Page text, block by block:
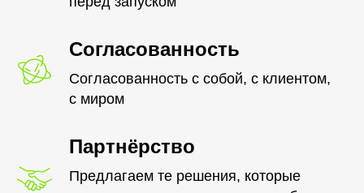
Согласованность
Согласованность с собой, с клиентом,
с миром
Партнёрство
Предлагаем те решения, которые